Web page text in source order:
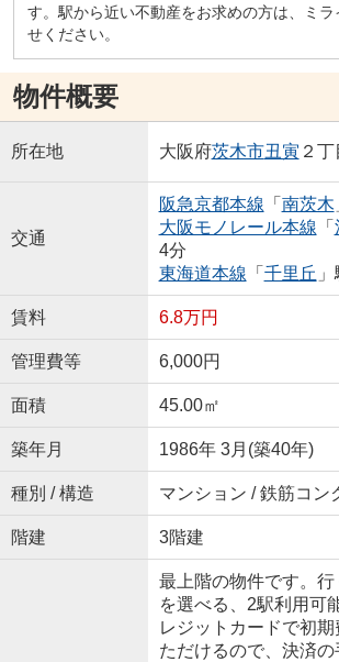
す。駅から近い不動産をお求めの方は、ミ
せください。
物件概要
所在地 大阪府茨木市丑寅 ２
交通
阪急京都本線 「 南茨木
大阪モノレール本線 「
4分
東海道本線 「 千里丘
賃料 6.8万円
管理費等 6,000円
面積 45.00㎡
築年月 1986年 3月(築40年)
種別 / 構造 マンション / 鉄筋コン
階建 3階建
最上階の物件です。
を選べる、2駅利用可
レジットカードで初
ただけるので、決済の